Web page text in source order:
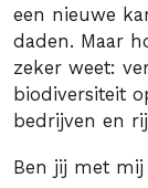
een nieuwe
daden. Maar
zeker weet:
biodiversiteit
bedrijven en
Ben jij met